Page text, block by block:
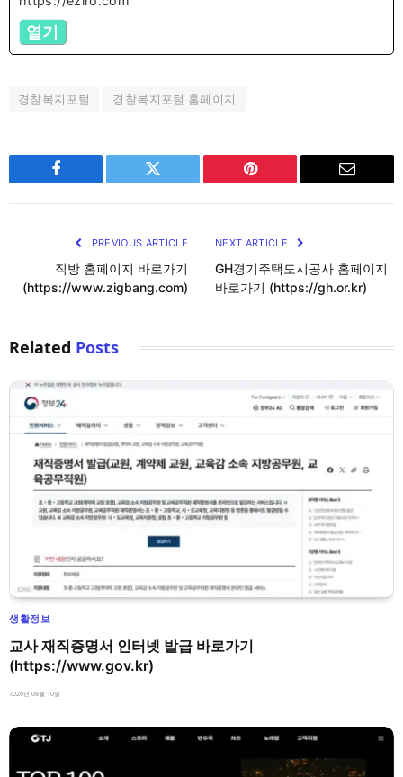
열기
경찰복지포털 경찰복지포털 홈페이지
Facebook Twitter Pinterest Email
PREVIOUS ARTICLE
직방 홈페이지 바로가기
(https://www.zigbang.com)
NEXT ARTICLE
GH경기주택도시공사 홈페이지
바로가기 (https://gh.or.kr)
Related Posts
생활정보
교사 재직증명서 인터넷 발급 바로가기
(https://www.gov.kr)
2026년 08월 10일